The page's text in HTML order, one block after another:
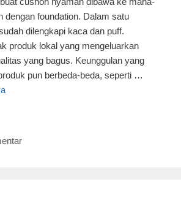
dengan foundation. Dalam satu
dilengkapi kaca dan puff.
produk lokal yang mengeluarkan
yang bagus. Keunggulan yang
pun berbeda-beda, seperti …